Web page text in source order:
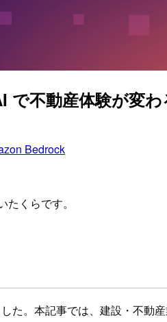
で不動産体験が
Bedrock
くらです。
た。本記事では、建設・不動